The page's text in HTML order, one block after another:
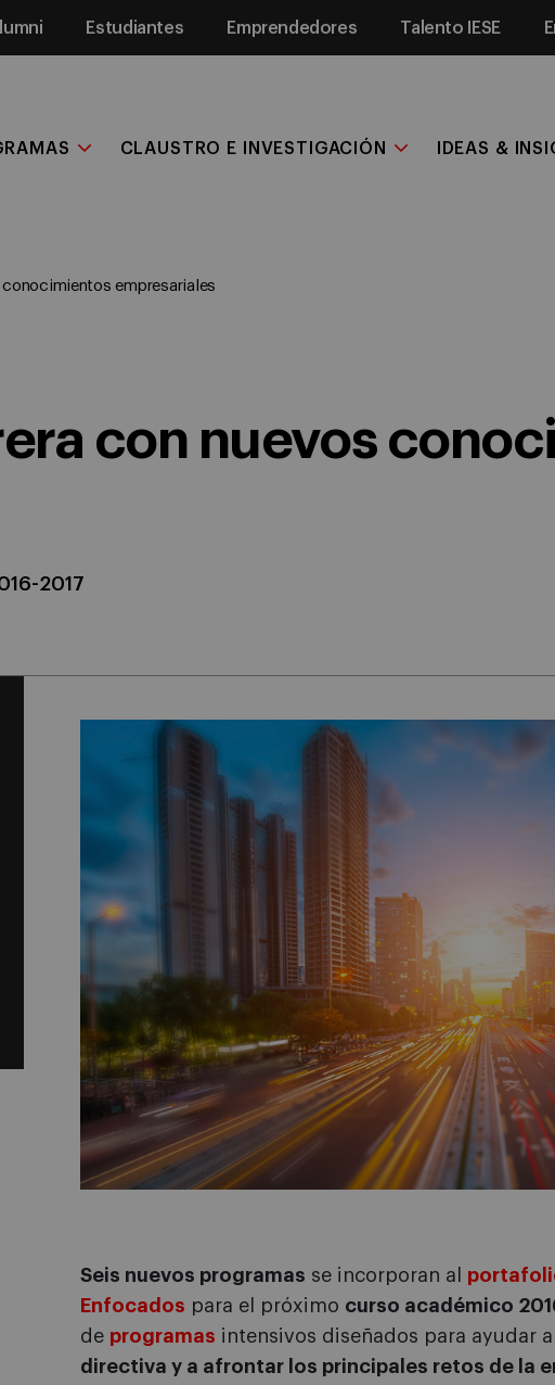
Estudiantes Emprendedores Talento IESE
CLAUSTRO E INVESTIGACIÓN IDEAS &
empresariales
con nuevos
2017
Seis nuevos programas se incorporan al
Enfocados para el próximo curso académico
de programas intensivos diseñados para ayudar a
directiva y a afrontar los principales retos de la